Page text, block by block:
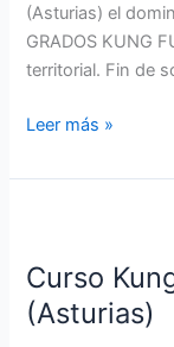
(Asturias) el
GRADOS KUNG
territorial. Fin de
Leer más »
Curso
(Asturias)
Fu
Taiji
Quan